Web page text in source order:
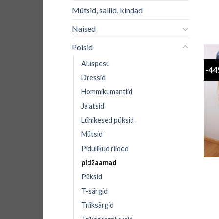
Mütsid, sallid, kindad
Naised
Poisid
Aluspesu
Dressid
Hommikumantlid
Jalatsid
Lühikesed püksid
Mütsid
Pidulikud riided
pidžaamad
Püksid
T-särgid
Triiksärgid
-